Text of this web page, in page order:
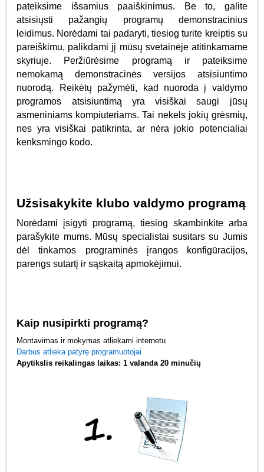
pateiksime išsamius paaiškinimus. Be to, galite
atsisiųsti pažangių programų demonstracinius
leidimus. Norėdami tai padaryti, tiesiog turite kreiptis su
pareiškimu, palikdami jį mūsų svetainėje atitinkamame
skyriuje. Peržiūrėsime programą ir pateiksime
nemokamą demonstracinės versijos atsisiuntimo
nuorodą. Reikėtų pažymėti, kad nuoroda į valdymo
programos atsisiuntimą yra visiškai saugi jūsų
asmeniniams kompiuteriams. Tai nekels jokių grėsmių,
nes yra visiškai patikrinta, ar nėra jokio potencialiai
kenksmingo kodo.
Užsisakykite klubo valdymo programą
Norėdami įsigyti programą, tiesiog skambinkite arba
parašykite mums. Mūsų specialistai susitars su Jumis
dėl tinkamos programinės įrangos konfigūracijos,
parengs sutartį ir sąskaitą apmokėjimui.
Kaip nusipirkti programą?
Montavimas ir mokymas atliekami internetu
Darbus atlieka patyrę programuotojai
Apytikslis reikalingas laikas: 1 valanda 20 minučių